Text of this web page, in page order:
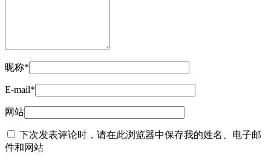
昵称*
E-mail*
网站
下次发表评论时，请在此浏览器中保存我的姓名、电子邮
件和网站